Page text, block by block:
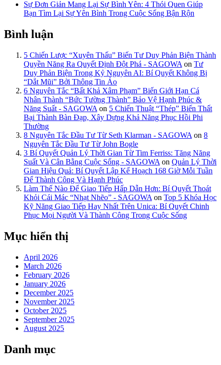
Sự Đơn Giản Mang Lại Sự Bình Yên: 4 Thói Quen Giúp
Bạn Tìm Lại Sự Yên Bình Trong Cuộc Sống Bận Rộn
Bình luận
5 Chiến Lược “Xuyên Thấu” Biến Tư Duy Phản Biện Thành
Quyền Năng Ra Quyết Định Đột Phá - SAGOWA on Tư
Duy Phản Biện Trong Kỷ Nguyên AI: Bí Quyết Không Bị
“Dắt Mũi” Bởi Thông Tin Ảo
6 Nguyên Tắc “Bất Khả Xâm Phạm” Biến Giới Hạn Cá
Nhân Thành “Bức Tường Thành” Bảo Vệ Hạnh Phúc &
Năng Suất - SAGOWA on 5 Chiến Thuật “Thép” Biến Thất
Bại Thành Bàn Đạp, Xây Dựng Khả Năng Phục Hồi Phi
Thường
8 Nguyên Tắc Đầu Tư Từ Seth Klarman - SAGOWA on 8
Nguyên Tắc Đầu Tư Từ John Bogle
3 Bí Quyết Quản Lý Thời Gian Từ Tim Ferriss: Tăng Năng
Suất Và Cân Bằng Cuộc Sống - SAGOWA on Quản Lý Thời
Gian Hiệu Quả: Bí Quyết Lập Kế Hoạch 168 Giờ Mỗi Tuần
Để Thành Công Và Hạnh Phúc
Làm Thế Nào Để Giao Tiếp Hấp Dẫn Hơn: Bí Quyết Thoát
Khỏi Cái Mác “Nhạt Nhẽo” - SAGOWA on Top 5 Khóa Học
Kỹ Năng Giao Tiếp Hay Nhất Trên Unica: Bí Quyết Chinh
Phục Mọi Người Và Thành Công Trong Cuộc Sống
Mục hiển thị
April 2026
March 2026
February 2026
January 2026
December 2025
November 2025
October 2025
September 2025
August 2025
Danh mục